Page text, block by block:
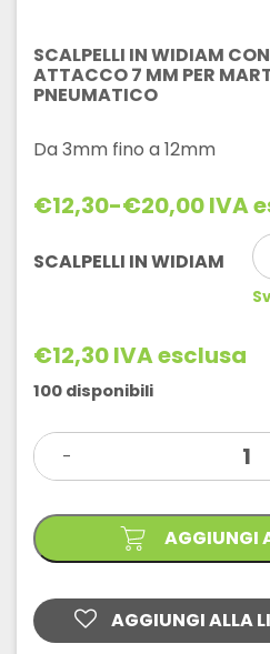
SCALPELLI IN WIDIAM CON
ATTACCO 7 MM PER
PNEUMATICO
Da 3mm fino a 12mm
€12,30-€20,00
Fascia
prezzo:
€20,00
IVA
SCALPELLI IN WIDIAM
€12,30IVA esclusa
100 disponibili
-
SCALPELLI
WIDIAM
ATTACCO
mm
PER
PNEUMATICO
quantità
AGGIUNGI
AGGIUNGI ALLA